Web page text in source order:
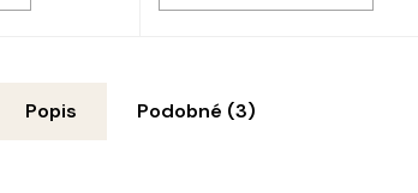
Popis Podobné (3)